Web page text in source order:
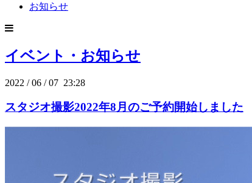
お知らせ
イベント・お知らせ
2022 /06 /07 23:28
スタジオ撮影2022年8月のご予約開始しました